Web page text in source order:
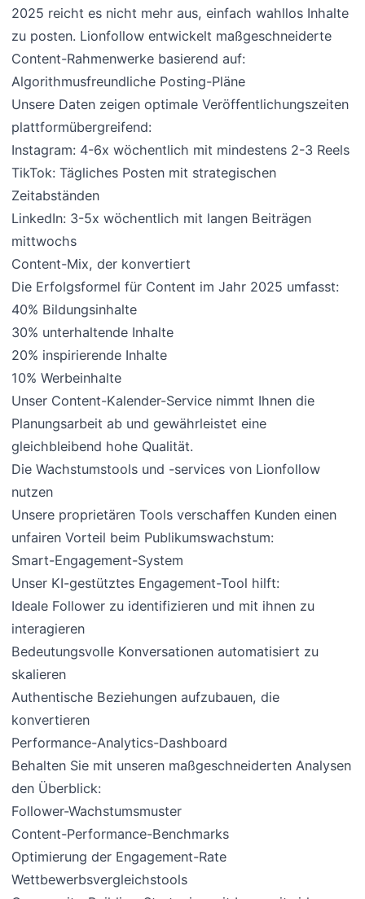
2025 reicht es nicht mehr aus, einfach wahllos Inhalte
zu posten. Lionfollow entwickelt maßgeschneiderte
Content-Rahmenwerke basierend auf:
Algorithmusfreundliche Posting-Pläne
Unsere Daten zeigen optimale Veröffentlichungszeiten
plattformübergreifend:
Instagram: 4-6x wöchentlich mit mindestens 2-3 Reels
TikTok: Tägliches Posten mit strategischen
Zeitabständen
LinkedIn: 3-5x wöchentlich mit langen Beiträgen
mittwochs
Content-Mix, der konvertiert
Die Erfolgsformel für Content im Jahr 2025 umfasst:
40% Bildungsinhalte
30% unterhaltende Inhalte
20% inspirierende Inhalte
10% Werbeinhalte
Unser Content-Kalender-Service nimmt Ihnen die
Planungsarbeit ab und gewährleistet eine
gleichbleibend hohe Qualität.
Die Wachstumstools und -services von Lionfollow
nutzen
Unsere proprietären Tools verschaffen Kunden einen
unfairen Vorteil beim Publikumswachstum:
Smart-Engagement-System
Unser KI-gestütztes Engagement-Tool hilft:
Ideale Follower zu identifizieren und mit ihnen zu
interagieren
Bedeutungsvolle Konversationen automatisiert zu
skalieren
Authentische Beziehungen aufzubauen, die
konvertieren
Performance-Analytics-Dashboard
Behalten Sie mit unseren maßgeschneiderten Analysen
den Überblick:
Follower-Wachstumsmuster
Content-Performance-Benchmarks
Optimierung der Engagement-Rate
Wettbewerbsvergleichstools